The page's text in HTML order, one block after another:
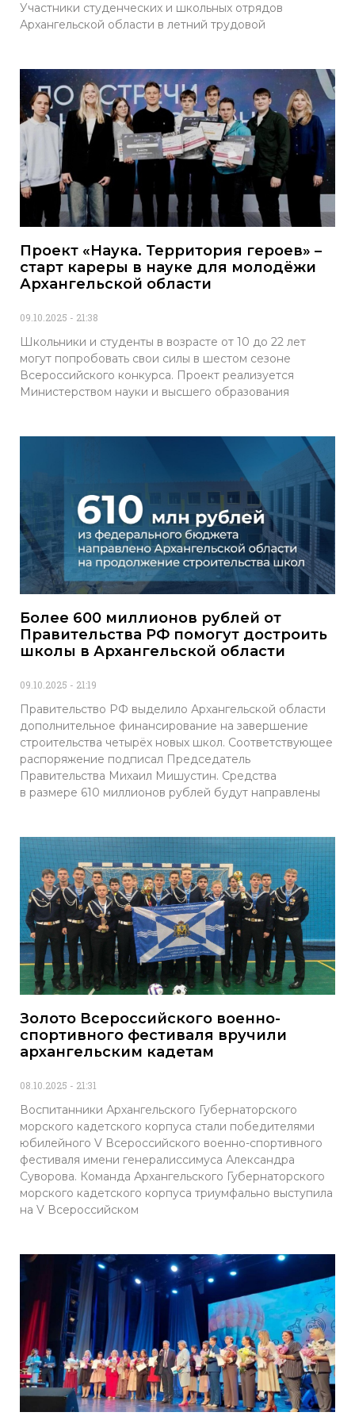
Участники студенческих и школьных отрядов
Архангельской области в летний трудовой
Проект «Наука. Территория героев» –
старт кареры в науке для молодёжи
Архангельской области
09.10.2025 21:38
Школьники и студенты в возрасте от 10 до 22 лет
могут попробовать свои силы в шестом сезоне
Всероссийского конкурса. Проект реализуется
Министерством науки и высшего образования
Более 600 миллионов рублей от
Правительства РФ помогут достроить
школы в Архангельской области
09.10.2025 21:19
Правительство РФ выделило Архангельской области
дополнительное финансирование на завершение
строительства четырёх новых школ. Соответствующее
распоряжение подписал Председатель
Правительства Михаил Мишустин. Средства
в размере 610 миллионов рублей будут направлены
Золото Всероссийского военно-
спортивного фестиваля вручили
архангельским кадетам
08.10.2025 21:31
Воспитанники Архангельского Губернаторского
морского кадетского корпуса стали победителями
юбилейного V Всероссийского военно-спортивного
фестиваля имени генералиссимуса Александра
Суворова. Команда Архангельского Губернаторского
морского кадетского корпуса триумфально выступила
на V Всероссийском